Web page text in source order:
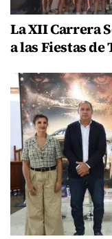
La XII Carrera
a las Fiestas de